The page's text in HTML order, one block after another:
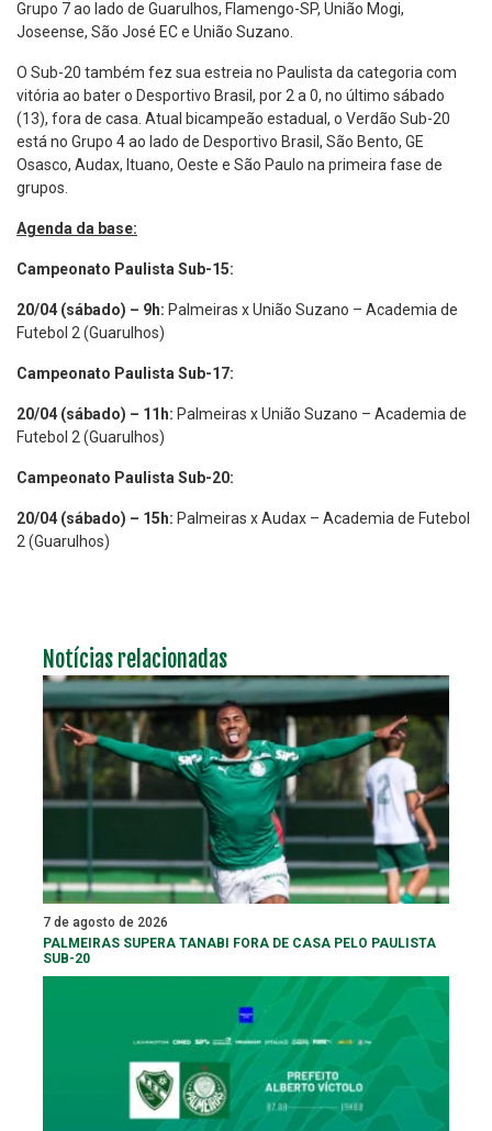
Grupo 7 ao lado de Guarulhos, Flamengo-SP, União Mogi,
Joseense, São José EC e União Suzano.
O Sub-20 também fez sua estreia no Paulista da categoria com
vitória ao bater o Desportivo Brasil, por 2 a 0, no último sábado
(13), fora de casa. Atual bicampeão estadual, o Verdão Sub-20
está no Grupo 4 ao lado de Desportivo Brasil, São Bento, GE
Osasco, Audax, Ituano, Oeste e São Paulo na primeira fase de
grupos.
Agenda da base:
Campeonato Paulista Sub-15:
20/04 (sábado) – 9h: Palmeiras x União Suzano – Academia de
Futebol 2 (Guarulhos)
Campeonato Paulista Sub-17:
20/04 (sábado) – 11h: Palmeiras x União Suzano – Academia de
Futebol 2 (Guarulhos)
Campeonato Paulista Sub-20:
20/04 (sábado) – 15h: Palmeiras x Audax – Academia de Futebol
2 (Guarulhos)
Notícias relacionadas
7 de agosto de 2026
PALMEIRAS SUPERA TANABI FORA DE CASA PELO PAULISTA
SUB-20